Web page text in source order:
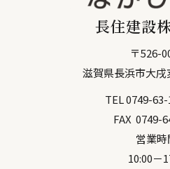
長住建設
〒526-
滋賀県長浜市大戌
TEL0749-63-
FAX 0749-
営業時
10:00－